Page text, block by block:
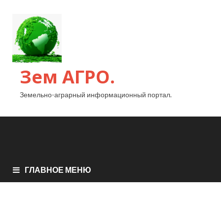
Зем АГРО.
Земельно-аграрный информационный портал.
ГЛАВНОЕ МЕНЮ